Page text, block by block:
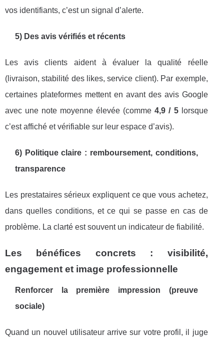
vos identifiants, c’est un signal d’alerte.
5) Des avis vérifiés et récents
Les avis clients aident à évaluer la qualité réelle
(livraison, stabilité des likes, service client). Par exemple,
certaines plateformes mettent en avant des avis Google
avec une note moyenne élevée (comme4,9 / 5lorsque
c’est affiché et vérifiable sur leur espace d’avis).
6) Politique claire : remboursement, conditions,
transparence
Les prestataires sérieux expliquent ce que vous achetez,
dans quelles conditions, et ce qui se passe en cas de
problème. La clarté est souvent un indicateur de fiabilité.
Les bénéfices concrets : visibilité,
engagement et image professionnelle
Renforcer la première impression (preuve
sociale)
Quand un nouvel utilisateur arrive sur votre profil, il juge